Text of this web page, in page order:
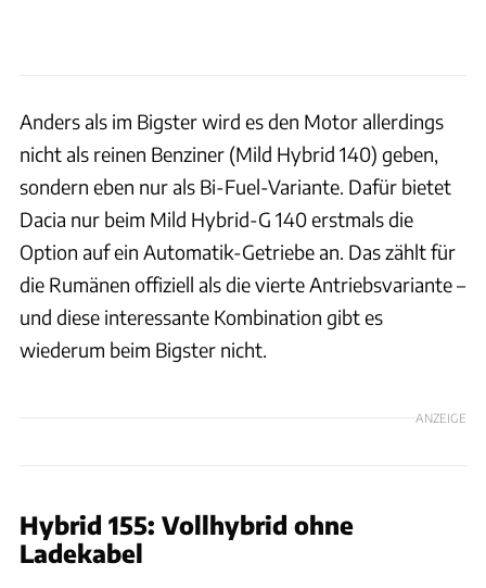
Anders als im Bigster wird es den Motor allerdings
nicht als reinen Benziner (Mild Hybrid 140) geben,
sondern eben nur als Bi-Fuel-Variante. Dafür bietet
Dacia nur beim Mild Hybrid-G 140 erstmals die
Option auf ein Automatik-Getriebe an. Das zählt für
die Rumänen offiziell als die vierte Antriebsvariante –
und diese interessante Kombination gibt es
wiederum beim Bigster nicht.
ANZEIGE
Hybrid 155: Vollhybrid ohne
Ladekabel